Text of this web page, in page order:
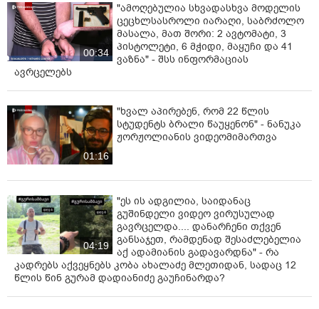
00:34
"ამოღებულია სხვადასხვა მოდელის
ცეცხლსასროლი იარაღი, საბრძოლო
მასალა, მათ შორი: 2 ავტომატი, 3
პისტოლეტი, 6 მჭიდი, მაყუჩი და 41
ვაზნა" - შსს ინფორმაციას
ავრცელებს
01:16
"ხვალ აპირებენ, რომ 22 წლის
სტუდენტს ბრალი წაუყენონ" - ნანუკა
ჟორჟოლიანის ვიდეომიმართვა
04:19
"ეს ის ადგილია, საიდანაც
გუშინდელი ვიდეო ვირუსულად
გავრცელდა.... დანარჩენი თქვენ
განსაჯეთ, რამდენად შესაძლებელია
აქ ადამიანის გადავარდნა" - რა
კადრებს აქვეყნებს კობა ახალაძე მლეთიდან, სადაც 12
წლის წინ გურამ დადიანიძე გაუჩინარდა?